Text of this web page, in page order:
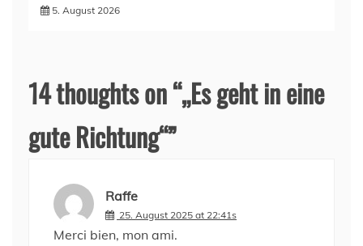
5. August 2026
14 thoughts on “„Es geht in eine
gute Richtung“”
Raffe
25. August 2025 at 22:41s
Merci bien, mon ami.